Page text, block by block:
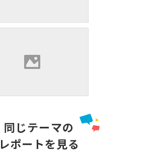
同じテーマの
レポートを見る